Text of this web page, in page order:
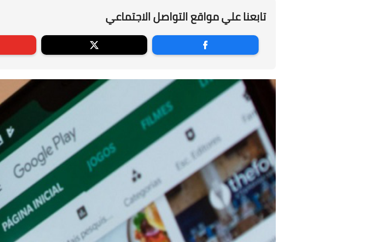
تابعنا علي مواقع التواصل الاجتماعي